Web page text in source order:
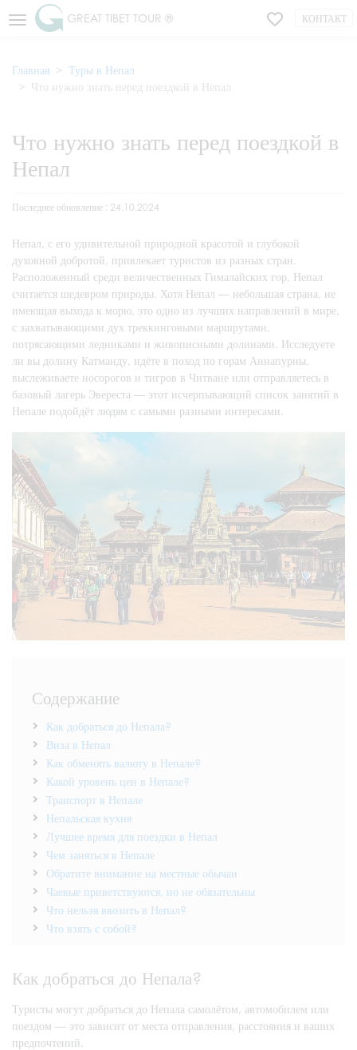
GREAT TIBET TOUR ® КОНТАКТ
Главная
Туры в Непал
Что нужно знать перед поездкой в Непал
Что нужно знать перед поездкой в
Непал
Последнее обновление : 24.10.2024
Непал, с его удивительной природной красотой и глубокой
духовной добротой, привлекает туристов из разных стран.
Расположенный среди величественных Гималайских гор, Непал
считается шедевром природы. Хотя Непал — небольшая страна, не
имеющая выхода к морю, это одно из лучших направлений в мире,
с захватывающими дух треккинговыми маршрутами,
потрясающими ледниками и живописными долинами. Исследуете
ли вы долину Катманду, идёте в поход по горам Аннапурны,
выслеживаете носорогов и тигров в Читване или отправляетесь в
базовый лагерь Эвереста — этот исчерпывающий список занятий в
Непале подойдёт людям с самыми разными интересами.
Содержание
Как добраться до Непала?
Виза в Непал
Как обменять валюту в Непале?
Какой уровень цен в Непале?
Транспорт в Непале
Непальская кухня
Лучшее время для поездки в Непал
Чем заняться в Непале
Обратите внимание на местные обычаи
Чаевые приветствуются, но не обязательны
Что нельзя ввозить в Непал?
Что взять с собой?
Как добраться до Непала?
Туристы могут добраться до Непала самолётом, автомобилем или
поездом — это зависит от места отправления, расстояния и ваших
предпочтений.